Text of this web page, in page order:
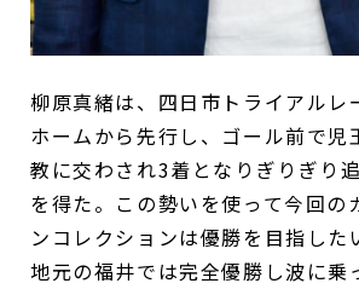
柳原真緒は、四日市トライアルレ
ホームから先行し、ゴール前で児
教に交わされ3着となりぎりぎり
を得た。この勢いを使って今回の
ンコレクションは優勝を目指した
地元の福井では完全優勝し波に乗